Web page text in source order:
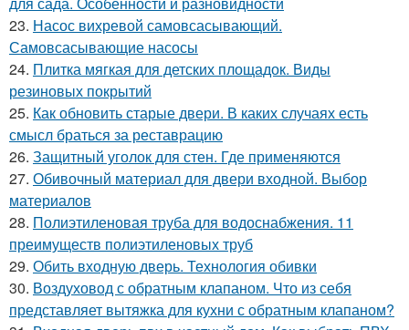
23. Насос вихревой самовсасывающий.
Самовсасывающие насосы
24. Плитка мягкая для детских площадок. Виды
резиновых покрытий
25. Как обновить старые двери. В каких случаях есть
смысл браться за реставрацию
26. Защитный уголок для стен. Где применяются
27. Обивочный материал для двери входной. Выбор
материалов
28. Полиэтиленовая труба для водоснабжения. 11
преимуществ полиэтиленовых труб
29. Обить входную дверь. Технология обивки
30. Воздуховод с обратным клапаном. Что из себя
представляет вытяжка для кухни с обратным клапаном?